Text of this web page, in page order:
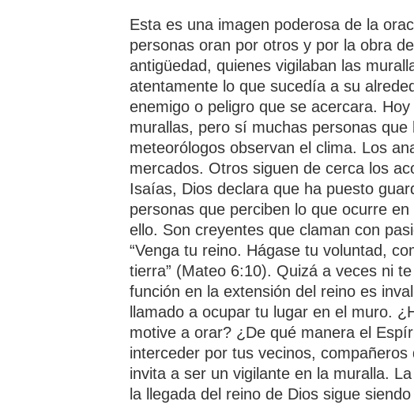
Esta es una imagen poderosa de la
personas oran por otros y por la obra
antigüedad, quienes vigilaban las
atentamente lo que sucedía a su
enemigo o peligro que se acercara.
murallas, pero sí muchas personas
meteorólogos observan el clima. Los
mercados. Otros siguen de cerca los
Isaías, Dios declara que ha puesto
personas que perciben lo que ocurre
ello. Son creyentes que claman con
“Venga tu reino. Hágase tu voluntad,
tierra” (Mateo 6:10). Quizá a veces ni
función en la extensión del reino es
llamado a ocupar tu lugar en el muro.
motive a orar? ¿De qué manera el
interceder por tus vecinos,
invita a ser un vigilante en la muralla.
la llegada del reino de Dios sigue